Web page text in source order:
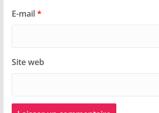
E-mail*
Site web